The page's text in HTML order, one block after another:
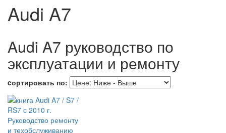
Audi A7
Audi A7 руководство по
эксплуатации и ремонту
cортировать по: